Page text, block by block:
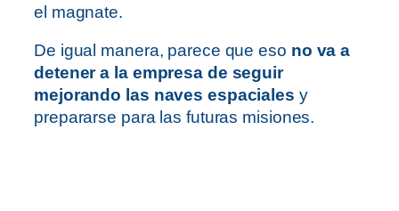
el magnate.
De igual manera, parece que eso no va a
detener a la empresa de seguir
mejorando las naves espaciales y
prepararse para las futuras misiones.